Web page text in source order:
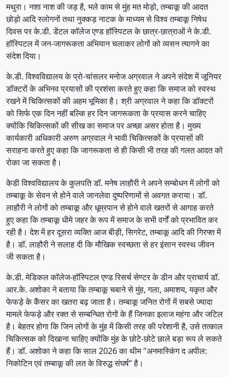
मथुरा। नशा नाश की जड़ है, भले काम से मुंह मत मोड़ो, तम्बाकू की आदत
छोड़ो आदि स्लोगनों तथा नुक्कड़ नाटक के माध्यम से विश्व तम्बाकू निषेध
दिवस पर के.डी. डेंटल कॉलेज एण्ड हॉस्पिटल के छात्र-छात्राओं ने के.डी.
हॉस्पिटल में जन-जागरूकता अभियान चलाकर लोगों को व्यसन त्यागने का
संदेश दिया।
के.डी. विश्वविद्यालय के प्रो-चांसलर मनोज अग्रवाल ने अपने संदेश में जूनियर
डॉक्टरों के अभिनव प्रयासों की प्रशंसा करते हुए कहा कि समाज को स्वस्थ
रखने में चिकित्सकों की अहम भूमिका है। श्री अग्रवाल ने कहा कि डॉक्टरों
को सिर्फ एक दिन नहीं बल्कि हर दिन जागरूकता के प्रयास करने चाहिए
क्योंकि चिकित्सकों की सीख का समाज पर अच्छा असर होता है। मुख्य
कार्यकारी अधिकारी अरुण अग्रवाल ने भावी चिकित्सकों के प्रयासों की
सराहना करते हुए कहा कि जागरूकता से ही किसी भी तरह की गलत आदत को
रोका जा सकता है।
केडी विश्वविद्यालय के कुलपति डॉ. मनेष लाहौरी ने अपने सम्बोधन में लोगों को
तम्बाकू के सेवन से होने वाले जानलेवा दुष्परिणामों से अवगत कराया। डॉ.
लाहौरी ने लोगों को तम्बाकू और धूम्रपान से होने वाले खतरों से आगाह करते
हुए कहा कि तम्बाकू धीमे जहर के रूप में समाज के सभी वर्गों को प्रभावित कर
रही है। देश में हर दूसरा व्यक्ति आज बीड़ी, सिगरेट, तम्बाकू आदि की गिरफ्त में
है। डॉ. लाहौरी ने सलाह दी कि मौखिक स्वच्छता से हर इंसान स्वस्थ जीवन
जी सकता है।
के.डी. मेडिकल कॉलेज-हॉस्पिटल एण्ड रिसर्च सेण्टर के डीन और प्राचार्य डॉ.
आर.के. अशोका ने बताया कि तम्बाकू चबाने से मुंह, गला, अमाशय, यकृत और
फेफड़े के कैंसर का खतरा बढ़ जाता है। तम्बाकू जनित रोगों में सबसे ज्यादा
मामले फेफड़े और रक्त से सम्बन्धित रोगों के हैं जिनका इलाज महंगा और जटिल
है। बेहतर होगा कि जिन लोगों के मुंह में किसी तरह की परेशानी है, उसे तत्काल
चिकित्सक को दिखाना चाहिए क्योंकि मुंह के छोटे-छोटे छाले बड़ा रूप ले सकते
हैं। डॉ. अशोका ने कहा कि साल 2026 का थीम "अनमास्किंग द अपील:
निकोटिन एवं तम्बाकू की लत के विरुद्ध संघर्ष” है।